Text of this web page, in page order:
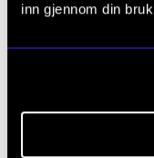
inn gjennom din
CERM